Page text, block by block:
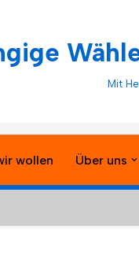
Mit
wollen Über uns